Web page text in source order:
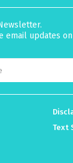
email updates
Text